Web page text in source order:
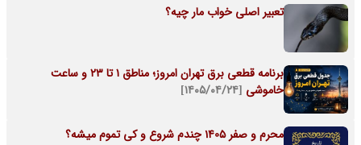
تعبیر اصلی خواب مار چیه؟
برنامه قطعی برق تهران امروز؛ مناطق ۱ تا ۲۳ و ساعت
خاموشی [۱۴۰۵/۰۴/۲۴]
محرم و صفر 1405 چندم شروع و کی تموم میشه؟